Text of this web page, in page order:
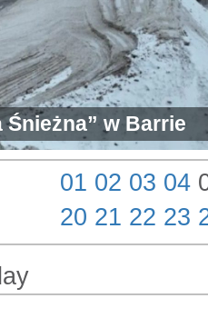
Śnieżna” w Barrie
mimo fali upałów
01 02 03 04
20 21 22 23